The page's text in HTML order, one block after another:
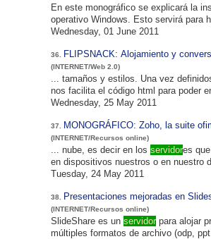
En este monográfico se explicará la
operativo Windows.
Wednesday, 01 June 2011
36. FLIPSNACK: Alojamiento y
(INTERNET/Web 2.0)
... tamaños y estilos. Una vez
nos facilita el código html para poder
Wednesday, 25 May 2011
37. MONOGRÁFICO: Zoho, la suite
(INTERNET/Recursos online)
... nube, es decir en los servidores
Tuesday, 24 May 2011
38. Presentaciones mejoradas en
(INTERNET/Recursos online)
SlideShare es un servidor para alojar
múltiples formatos de archivo (odp,